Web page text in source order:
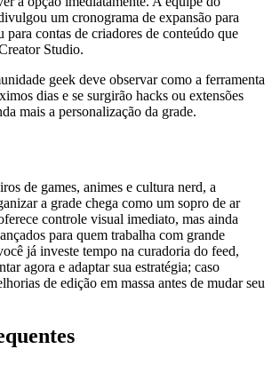
um cronograma de expansão para
para contas de criadores de conteúdo que
Studio.
geek deve observar como a ferramenta
dias e se surgirão hacks ou extensões
mais a personalização da grade.
de games, animes e cultura nerd, a
a grade chega como um sopro de ar
controle visual imediato, mas ainda
para quem trabalha com grande
já investe tempo na curadoria do feed,
agora e adaptar sua estratégia; caso
de edição em massa antes de mudar seu